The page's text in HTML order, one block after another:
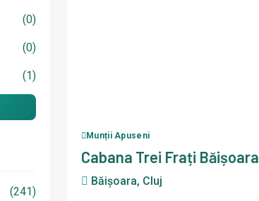
(0)
(0)
(1)
(241)
Munții Apuseni
Cabana Trei Frați Băișoara
Băișoara, Cluj